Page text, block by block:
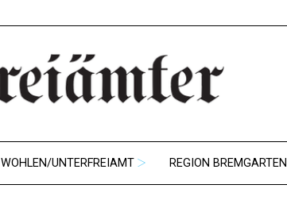
WOHLEN/UNTERFREIAMT REGION BREMGARTEN